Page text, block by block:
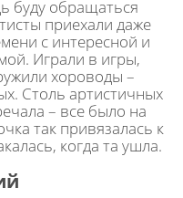
буду обращаться
приехали даже
с интересной и
Играли в игры,
хороводы –
Столь артистичных
– все было на
так привязалась к
когда та ушла.